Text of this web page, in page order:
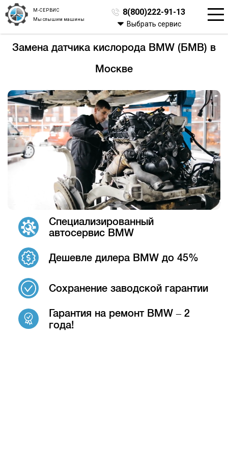
М-СЕРВИС
Мы слышим машины
8(800)222-91-13
Выбрать сервис
Замена датчика кислорода BMW (БМВ) в
Москве
Специализированный
автосервис BMW
Дешевле дилера BMW до 45%
Сохранение заводской гарантии
Гарантия на ремонт BMW – 2
года!